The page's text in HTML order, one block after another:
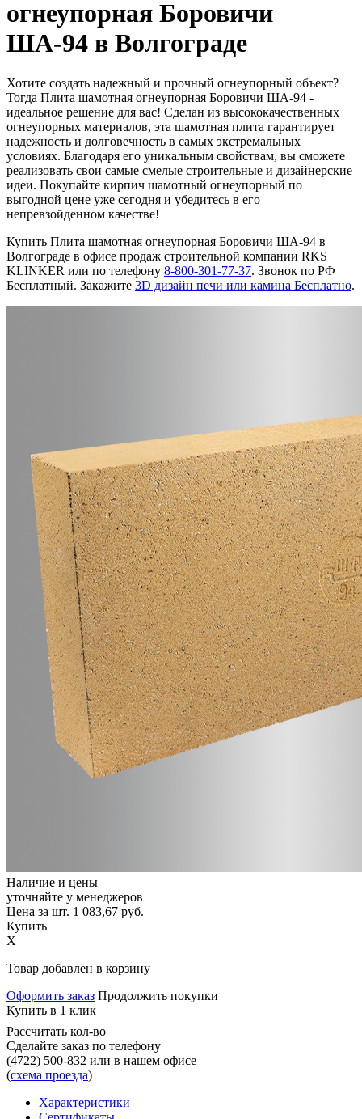
огнеупорная Боровичи
ША-94 в Волгограде
Хотите создать надежный и прочный огнеупорный объект?
Тогда Плита шамотная огнеупорная Боровичи ША-94 -
идеальное решение для вас! Сделан из высококачественных
огнеупорных материалов, эта шамотная плита гарантирует
надежность и долговечность в самых экстремальных
условиях. Благодаря его уникальным свойствам, вы сможете
реализовать свои самые смелые строительные и дизайнерские
идеи. Покупайте кирпич шамотный огнеупорный по
выгодной цене уже сегодня и убедитесь в его
непревзойденном качестве!
Купить Плита шамотная огнеупорная Боровичи ША-94 в
Волгограде в офисе продаж строительной компании RKS
KLINKER или по телефону 8-800-301-77-37. Звонок по РФ
Бесплатный. Закажите 3D дизайн печи или камина Бесплатно.
Наличие и цены
уточняйте у менеджеров
Цена за шт. 1 083,67 руб.
Купить
X
Товар добавлен в корзину
Оформить заказ Продолжить покупки
Купить в 1 клик
Рассчитать кол-во
Сделайте заказ по телефону
(4722) 500-832 или в нашем офисе
(схема проезда)
Характеристики